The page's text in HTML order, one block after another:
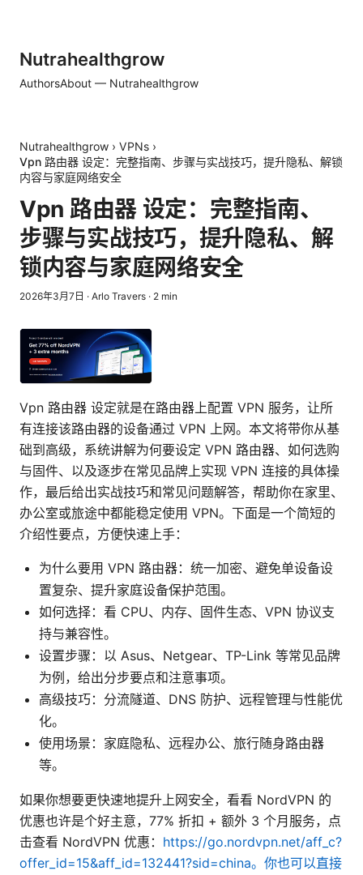
Nutrahealthgrow
AuthorsAbout — Nutrahealthgrow
Nutrahealthgrow › VPNs ›
Vpn 路由器 设定：完整指南、步骤与实战技巧，提升隐私、解锁
内容与家庭网络安全
Vpn 路由器 设定：完整指南、
步骤与实战技巧，提升隐私、解
锁内容与家庭网络安全
2026年3月7日 · Arlo Travers · 2 min
Vpn 路由器 设定就是在路由器上配置 VPN 服务，让所
有连接该路由器的设备通过 VPN 上网。本文将带你从基
础到高级，系统讲解为何要设定 VPN 路由器、如何选购
与固件、以及逐步在常见品牌上实现 VPN 连接的具体操
作，最后给出实战技巧和常见问题解答，帮助你在家里、
办公室或旅途中都能稳定使用 VPN。下面是一个简短的
介绍性要点，方便快速上手：
为什么要用 VPN 路由器：统一加密、避免单设备设
置复杂、提升家庭设备保护范围。
如何选择：看 CPU、内存、固件生态、VPN 协议支
持与兼容性。
设置步骤：以 Asus、Netgear、TP-Link 等常见品牌
为例，给出分步要点和注意事项。
高级技巧：分流隧道、DNS 防护、远程管理与性能优
化。
使用场景：家庭隐私、远程办公、旅行随身路由器
等。
如果你想要更快速地提升上网安全，看看 NordVPN 的
优惠也许是个好主意，77% 折扣 + 额外 3 个月服务，点
击查看 NordVPN 优惠： https://go.nordvpn.net/aff_c?
offer_id=15&aff_id=132441?sid=china。你也可以直接